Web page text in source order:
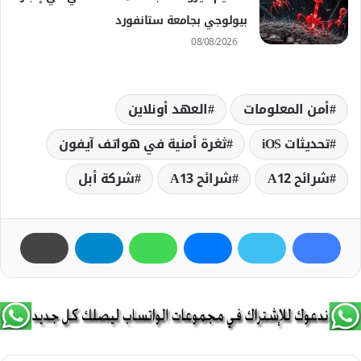
بيولوجي بجامعة ستانفورد
08/08/2026
أمن المعلومات
العهد أونلاين
تحديثات iOS
ثغرة أمنية في هواتف آيفون
شرائح A12
شرائح A13 شركة أبل